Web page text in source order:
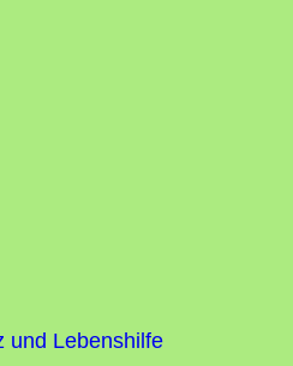
und Lebenshilfe